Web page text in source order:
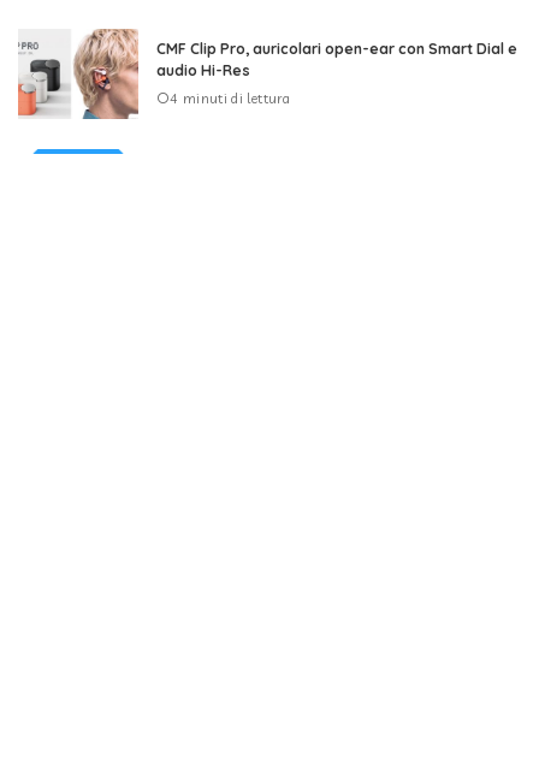
CMF Clip Pro, auricolari open-ear con Smart Dial e
audio Hi-Res
4 minuti di lettura